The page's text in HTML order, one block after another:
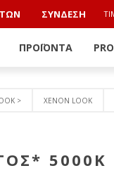
ΣΎΝΔΕΣΗ
ΠΡΟΪΌΝΤΑ
> XENON LOOK
5000Κ